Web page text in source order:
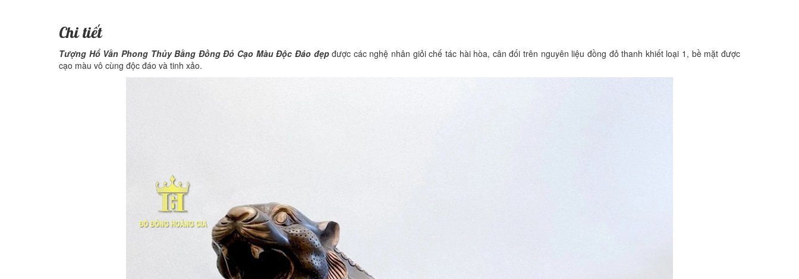
Chi tiết
Tượng Hổ Vằn Phong Thủy Bằng Đồng Đỏ Cạo Màu Độc Đáo đẹpđược các nghệ nhân giỏi chế tác hài hòa, cân đối trên nguyên liệu đồng đỏ thanh khiết loại 1, bề mặt được
cạo màu vô cùng độc đáo và tinh xảo.